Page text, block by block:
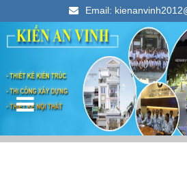
Email:
Kiến An Vinh
Thiết kế xây dựng nhà ống đẹp 2023